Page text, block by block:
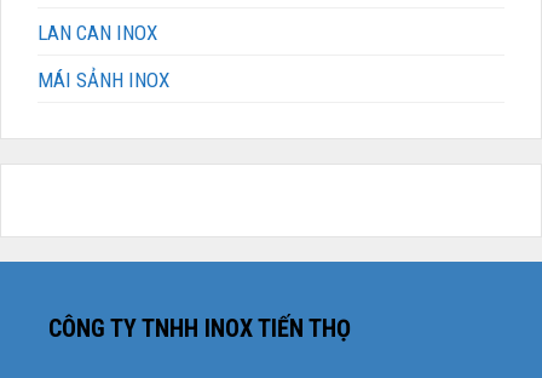
LAN CAN INOX
MÁI SẢNH INOX
CÔNG TY TNHH INOX TIẾN THỌ